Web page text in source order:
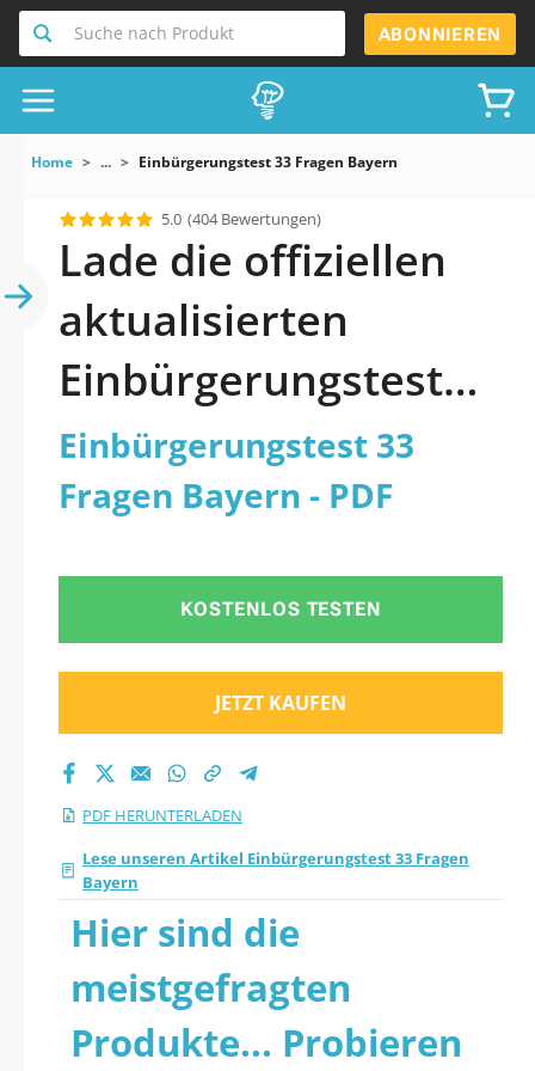
Suche nach Produkt ABONNIEREN
Home ... Einbürgerungstest 33 Fragen Bayern
5.0 (404 Bewertungen)
Lade die offiziellen
aktualisierten
Einbürgerungstest
33 Fragen Bayern
Quiz 2026 PDF
Einbürgerungstest 33
Fragen Bayern - PDF
KOSTENLOS TESTEN
JETZT KAUFEN
PDF HERUNTERLADEN
Lese unseren Artikel Einbürgerungstest 33 Fragen
Bayern
Hier sind die
meistgefragten
Produkte... Probieren